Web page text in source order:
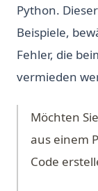
Python.
Beispiele,
Fehler, die
vermieden
Möchten
aus einem
Code